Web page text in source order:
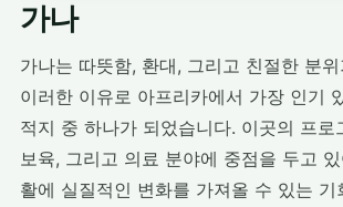
가나
가나는 따뜻함, 환대, 그리고 친절한 분
이러한 이유로 아프리카에서 가장 인기
적지 중 하나가 되었습니다. 이곳의 프로
보육, 그리고 의료 분야에 중점을 두고
활에 실질적인 변화를 가져올 수 있는 기